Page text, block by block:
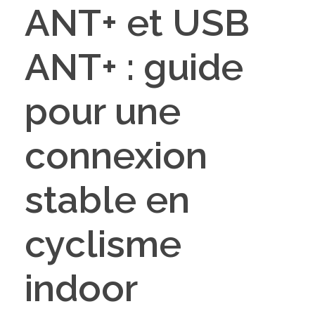
ANT+ et USB
ANT+ : guide
pour une
connexion
stable en
cyclisme
indoor